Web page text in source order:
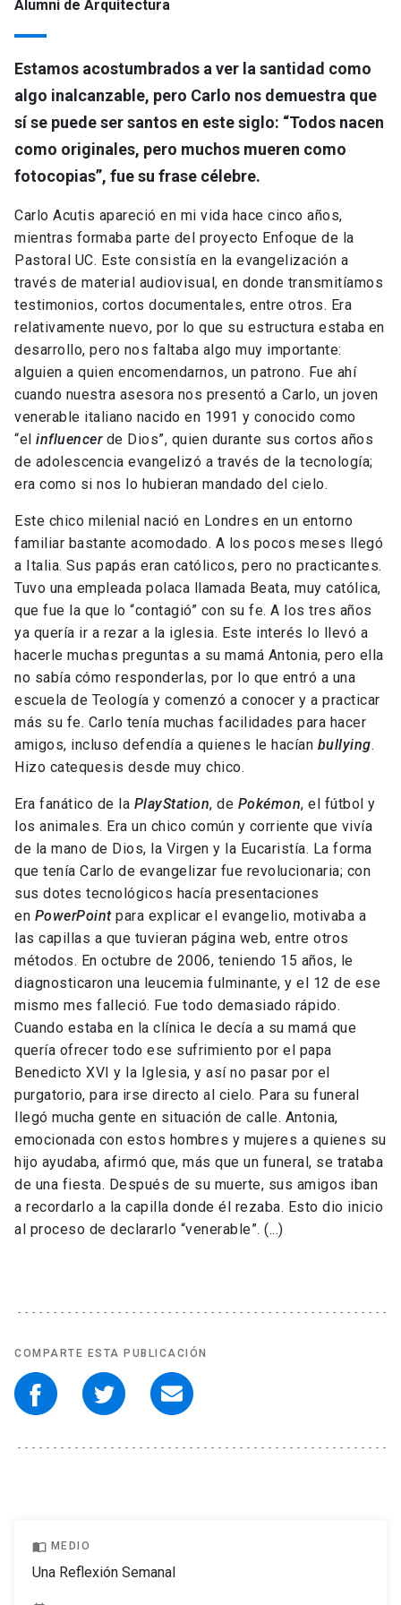
Alumni de Arquitectura
Estamos acostumbrados a ver la santidad como
algo inalcanzable, pero Carlo nos demuestra que
sí se puede ser santos en este siglo: “Todos nacen
como originales, pero muchos mueren como
fotocopias”, fue su frase célebre.
Carlo Acutis apareció en mi vida hace cinco años,
mientras formaba parte del proyecto Enfoque de la
Pastoral UC. Este consistía en la evangelización a
través de material audiovisual, en donde transmitíamos
testimonios, cortos documentales, entre otros. Era
relativamente nuevo, por lo que su estructura estaba en
desarrollo, pero nos faltaba algo muy importante:
alguien a quien encomendarnos, un patrono. Fue ahí
cuando nuestra asesora nos presentó a Carlo, un joven
venerable italiano nacido en 1991 y conocido como
“el influencerde Dios”, quien durante sus cortos años
de adolescencia evangelizó a través de la tecnología;
era como si nos lo hubieran mandado del cielo.
Este chico milenial nació en Londres en un entorno
familiar bastante acomodado. A los pocos meses llegó
a Italia. Sus papás eran católicos, pero no practicantes.
Tuvo una empleada polaca llamada Beata, muy católica,
que fue la que lo “contagió” con su fe. A los tres años
ya quería ir a rezar a la iglesia. Este interés lo llevó a
hacerle muchas preguntas a su mamá Antonia, pero ella
no sabía cómo responderlas, por lo que entró a una
escuela de Teología y comenzó a conocer y a practicar
más su fe. Carlo tenía muchas facilidades para hacer
amigos, incluso defendía a quienes le hacían bullying.
Hizo catequesis desde muy chico.
Era fanático de la PlayStation, de Pokémon, el fútbol y
los animales. Era un chico común y corriente que vivía
de la mano de Dios, la Virgen y la Eucaristía. La forma
que tenía Carlo de evangelizar fue revolucionaria; con
sus dotes tecnológicos hacía presentaciones
en PowerPointpara explicar el evangelio, motivaba a
las capillas a que tuvieran página web, entre otros
métodos. En octubre de 2006, teniendo 15 años, le
diagnosticaron una leucemia fulminante, y el 12 de ese
mismo mes falleció. Fue todo demasiado rápido.
Cuando estaba en la clínica le decía a su mamá que
quería ofrecer todo ese sufrimiento por el papa
Benedicto XVI y la Iglesia, y así no pasar por el
purgatorio, para irse directo al cielo. Para su funeral
llegó mucha gente en situación de calle. Antonia,
emocionada con estos hombres y mujeres a quienes su
hijo ayudaba, afirmó que, más que un funeral, se trataba
de una fiesta. Después de su muerte, sus amigos iban
a recordarlo a la capilla donde él rezaba. Esto dio inicio
al proceso de declararlo “venerable”. (...)
COMPARTE ESTA PUBLICACIÓN
import_contacts MEDIO
Una Reflexión Semanal